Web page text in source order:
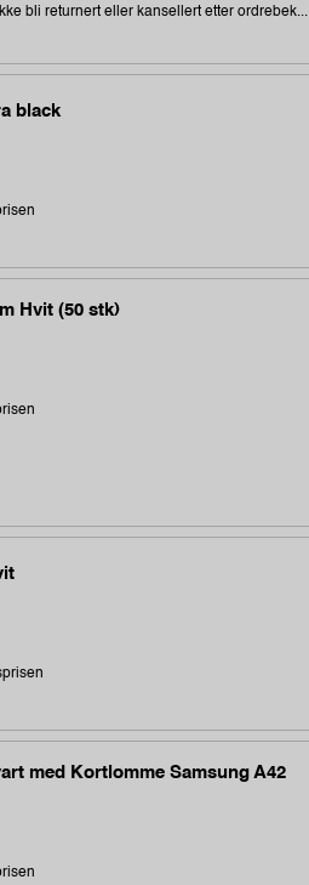
bli returnert eller kansellert etter ordrebek...
black
Hvit (50 stk)
med Kortlomme Samsung A42